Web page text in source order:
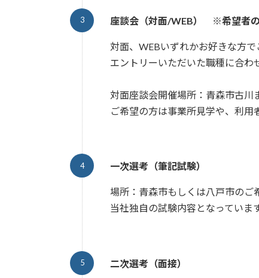
座談会（対面/WEB） ※希望者
対面、WEBいずれかお好きな方で
エントリーいただいた職種に合わ
対面座談会開催場所：青森市古川
ご希望の方は事業所見学や、利用
一次選考（筆記試験）
場所：青森市もしくは八戸市のご
当社独自の試験内容となっていま
二次選考（面接）